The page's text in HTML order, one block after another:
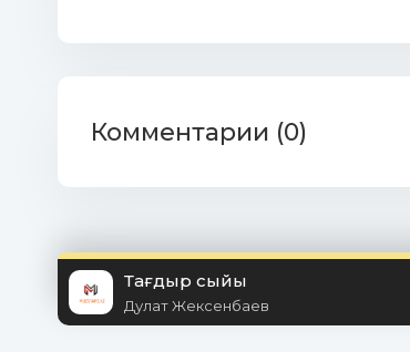
Комментарии (0)
Тағдыр сыйы
Дулат Жексенбаев